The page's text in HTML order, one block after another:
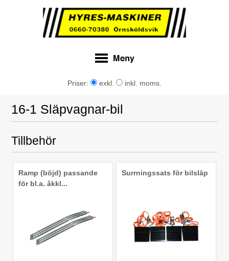
Priser: exkl. inkl. moms.
16-1 Släpvagnar-bil
Tillbehör
Ramp (böjd) passande
för bl.a. åkkl...
Surrningssats för bilsläp